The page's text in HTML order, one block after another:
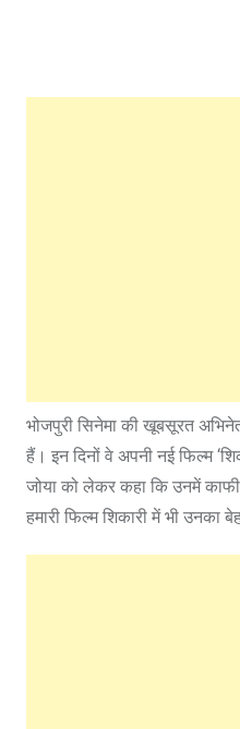
भोजपुरी सिनेमा की खूबसूरत
हैं। इन दिनों वे अपनी नई फिल्‍म
जोया को लेकर कहा कि उनमें
हमारी फिल्‍म शिकारी में भी उनका